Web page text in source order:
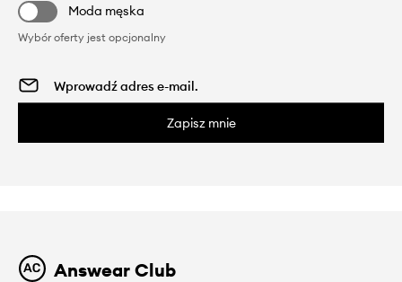
Moda męska
Wybór oferty jest opcjonalny
Zapisz mnie
Answear Club